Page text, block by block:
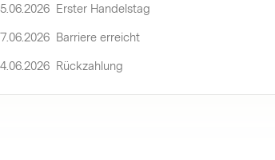
Erster Handelstag
Barriere erreicht
Rückzahlung